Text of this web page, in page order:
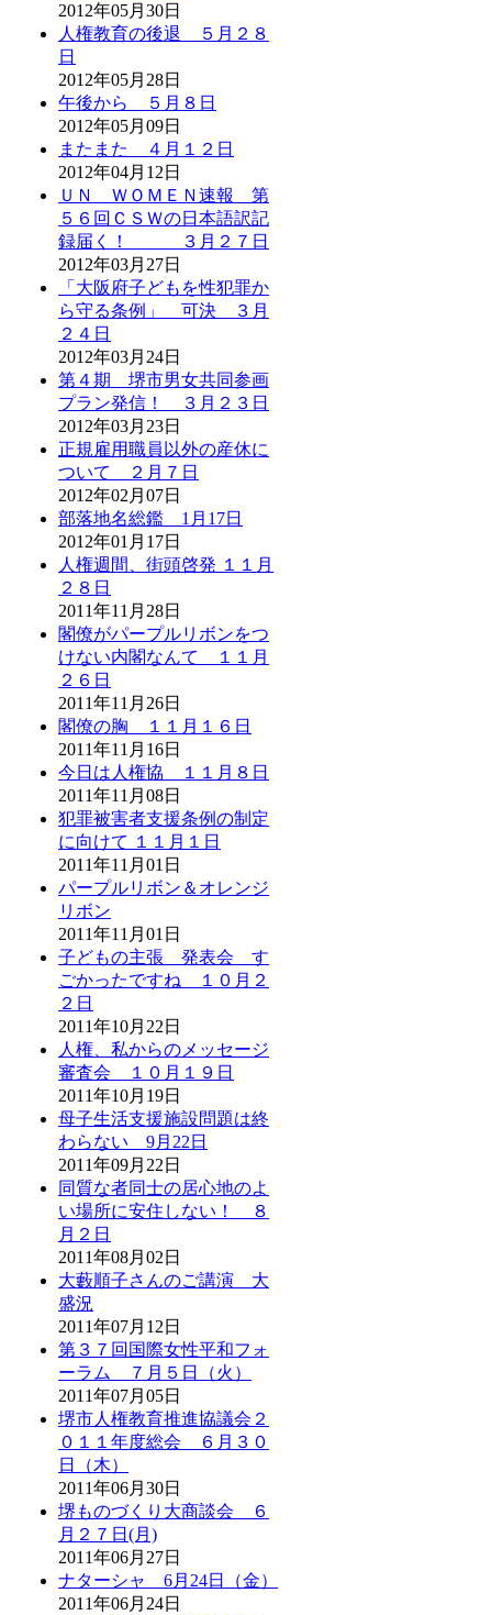
2012年05月30日
人権教育の後退 ５月２８
日
2012年05月28日
午後から ５月８日
2012年05月09日
またまた ４月１２日
2012年04月12日
ＵＮ ＷＯＭＥＮ速報 第
５６回ＣＳＷの日本語訳記
録届く！ ３月２７日
2012年03月27日
「大阪府子どもを性犯罪か
ら守る条例」 可決 ３月
２４日
2012年03月24日
第４期 堺市男女共同参画
プラン発信！ ３月２３日
2012年03月23日
正規雇用職員以外の産休に
ついて ２月７日
2012年02月07日
部落地名総鑑 1月17日
2012年01月17日
人権週間、街頭啓発 １１月
２８日
2011年11月28日
閣僚がパープルリボンをつ
けない内閣なんて １１月
２６日
2011年11月26日
閣僚の胸 １１月１６日
2011年11月16日
今日は人権協 １１月８日
2011年11月08日
犯罪被害者支援条例の制定
に向けて １１月１日
2011年11月01日
パープルリボン＆オレンジ
リボン
2011年11月01日
子どもの主張 発表会 す
ごかったですね １０月２
２日
2011年10月22日
人権、私からのメッセージ
審査会 １０月１９日
2011年10月19日
母子生活支援施設問題は終
わらない 9月22日
2011年09月22日
同質な者同士の居心地のよ
い場所に安住しない！ ８
月２日
2011年08月02日
大藪順子さんのご講演 大
盛況
2011年07月12日
第３７回国際女性平和フォ
ーラム ７月５日（火）
2011年07月05日
堺市人権教育推進協議会２
０１１年度総会 ６月３０
日（木）
2011年06月30日
堺ものづくり大商談会 ６
月２７日(月)
2011年06月27日
ナターシャ 6月24日（金）
2011年06月24日